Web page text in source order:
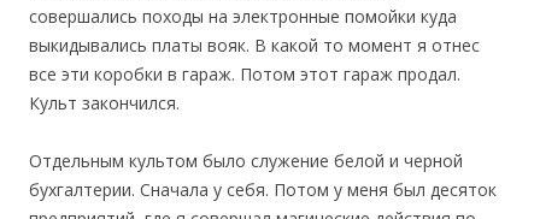
совершались походы на электронные помойки куда
выкидывались платы вояк. В какой то момент я отнес
все эти коробки в гараж. Потом этот гараж продал.
Культ закончился.
Отдельным культом было служение белой и черной
бухгалтерии. Сначала у себя. Потом у меня был десяток